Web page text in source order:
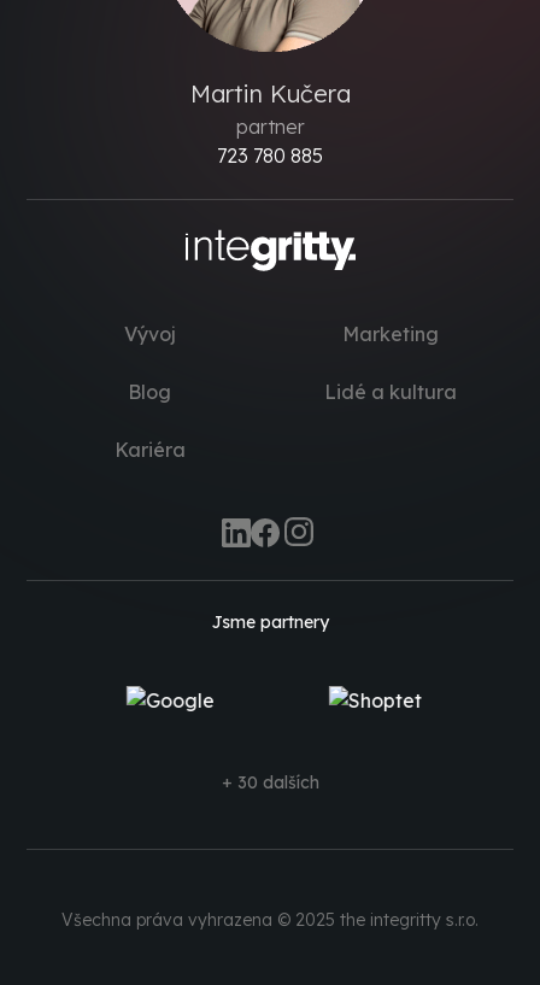
Martin Kučera
partner
723 780 885
Vývoj Marketing
Blog Lidé a kultura
Kariéra
Jsme partnery
+ 30 dalších
Všechna práva vyhrazena © 2025 the integritty s.r.o.